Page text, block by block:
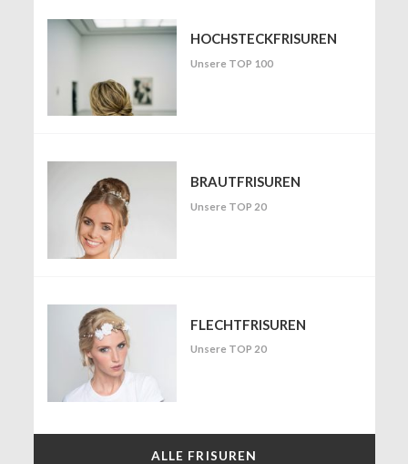
HOCHSTECKFRISUREN
Unsere TOP 100
BRAUTFRISUREN
Unsere TOP 20
FLECHTFRISUREN
Unsere TOP 20
ALLE FRISUREN